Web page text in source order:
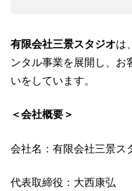
有限会社三景スタジオは
ンタル事業を展開し、お
いをしています。
＜会社概要＞
会社名：有限会社三景ス
代表取締役：大西康弘